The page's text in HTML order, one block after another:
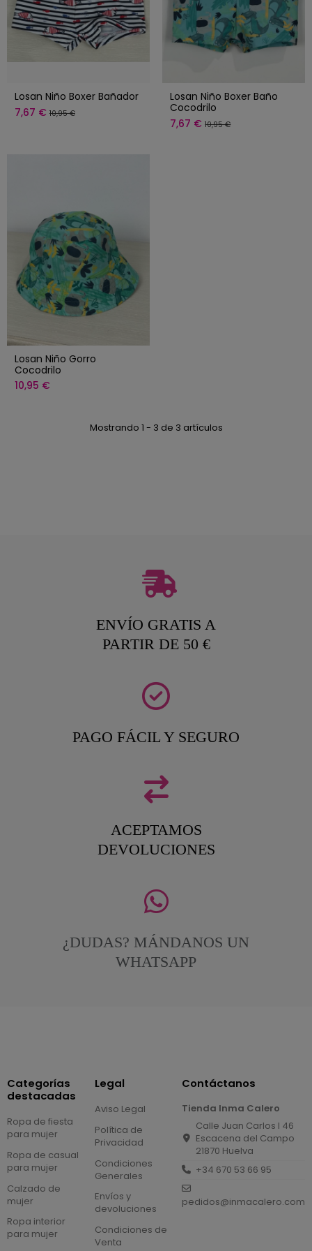
Losan Niño Boxer Bañador
7,67 € 10,95 €
Losan Niño Boxer Baño
Cocodrilo
7,67 €10,95 €
Losan Niño Gorro
Cocodrilo
10,95 €
Mostrando 1 - 3 de 3 artículos
ENVÍO GRATIS A
PARTIR DE 50 €
PAGO FÁCIL Y SEGURO
ACEPTAMOS
DEVOLUCIONES
¿DUDAS? MÁNDANOS UN
WHATSAPP
Categorías
destacadas
Ropa de fiesta
para mujer
Ropa de casual
para mujer
Calzado de
mujer
Ropa interior
para mujer
Legal
Aviso Legal
Política de
Privacidad
Condiciones
Generales
Envíos y
devoluciones
Condiciones de
Venta
Contáctanos
Tienda Inma Calero
Calle Juan Carlos I 46
Escacena del Campo
21870 Huelva
+34 670 53 66 95
pedidos@inmacalero.com